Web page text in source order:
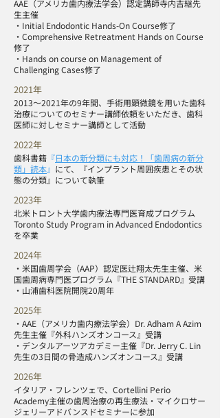
AAE（アメリカ歯内療法学会）認定講師寺内吉継先
生主催
・Initial Endodontic Hands-On Course修了
・Comprehensive Retreatment Hands on Course
修了
・Hands on course on Management of
Challenging Cases修了
2021年
2013〜2021年の9年間、手術用顕微鏡を用いた歯科
治療についてのセミナー講師依頼をいただき、歯科
医師に対しセミナー講師として活動
2022年
歯科書籍 『日本の新分類にも対応！「歯周病の新分
類」読本』 にて、『インプラント周囲疾患とその状
態の分類』について執筆
2023年
北米トロント大学歯内療法専門医育成プログラム
Toronto Study Program in Advanced Endodontics
を卒業
2024年
・米国歯周学会（AAP）認定医辻翔太先生主催、米
国歯周病専門医プログラム『THE STANDARD』受講
・山浦歯科医院開院20周年
2025年
・AAE（アメリカ歯内療法学会）Dr. Adham A Azim
先生主催『外科ハンズオンコース』受講
・デンタルアーツアカデミー主催『Dr. Jerry C. Lin
先生の3日間の骨造成ハンズオンコース』受講
2026年
イタリア・フレンツェで、Cortellini Perio
Academy主催の歯周治療の再生療法・マイクロサー
ジェリーアドバンスドセミナーに参加